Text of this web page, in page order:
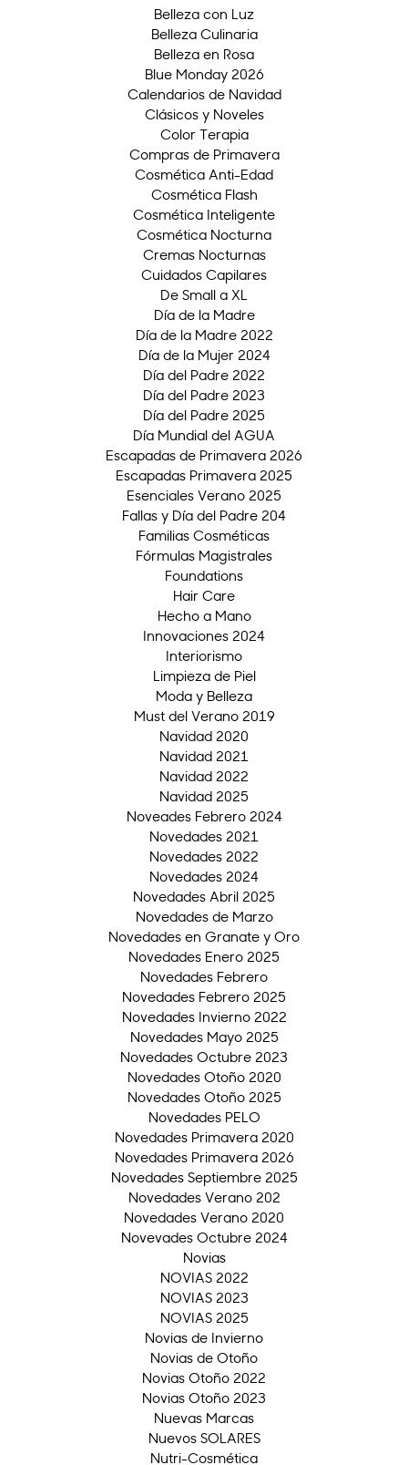
Belleza con Luz
Belleza Culinaria
Belleza en Rosa
Blue Monday 2026
Calendarios de Navidad
Clásicos y Noveles
Color Terapia
Compras de Primavera
Cosmética Anti-Edad
Cosmética Flash
Cosmética Inteligente
Cosmética Nocturna
Cremas Nocturnas
Cuidados Capilares
De Small a XL
Día de la Madre
Día de la Madre 2022
Día de la Mujer 2024
Día del Padre 2022
Día del Padre 2023
Día del Padre 2025
Día Mundial del AGUA
Escapadas de Primavera 2026
Escapadas Primavera 2025
Esenciales Verano 2025
Fallas y Día del Padre 204
Familias Cosméticas
Fórmulas Magistrales
Foundations
Hair Care
Hecho a Mano
Innovaciones 2024
Interiorismo
Limpieza de Piel
Moda y Belleza
Must del Verano 2019
Navidad 2020
Navidad 2021
Navidad 2022
Navidad 2025
Noveades Febrero 2024
Novedades 2021
Novedades 2022
Novedades 2024
Novedades Abril 2025
Novedades de Marzo
Novedades en Granate y Oro
Novedades Enero 2025
Novedades Febrero
Novedades Febrero 2025
Novedades Invierno 2022
Novedades Mayo 2025
Novedades Octubre 2023
Novedades Otoño 2020
Novedades Otoño 2025
Novedades PELO
Novedades Primavera 2020
Novedades Primavera 2026
Novedades Septiembre 2025
Novedades Verano 202
Novedades Verano 2020
Novevades Octubre 2024
Novias
NOVIAS 2022
NOVIAS 2023
NOVIAS 2025
Novias de Invierno
Novias de Otoño
Novias Otoño 2022
Novias Otoño 2023
Nuevas Marcas
Nuevos SOLARES
Nutri-Cosmética